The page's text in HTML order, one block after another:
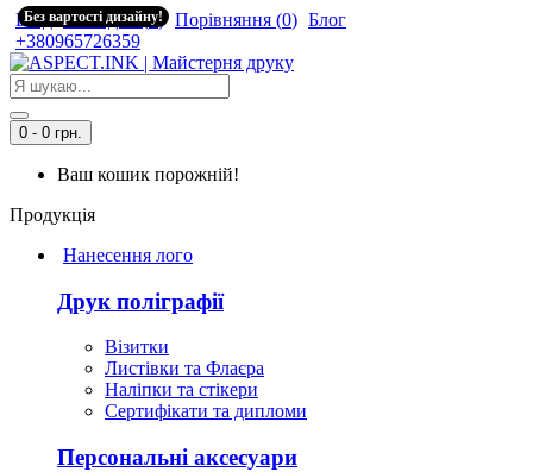
Вхід Закладки (0) Порівняння (0) Блог
+380965726359
0 - 0 грн.
Ваш кошик порожній!
Продукція
Нанесення лого
Друк поліграфії
Візитки
Листівки та Флаєра
Наліпки та стікери
Сертифікати та дипломи
Персональні аксесуари
Без вартості дизайну!